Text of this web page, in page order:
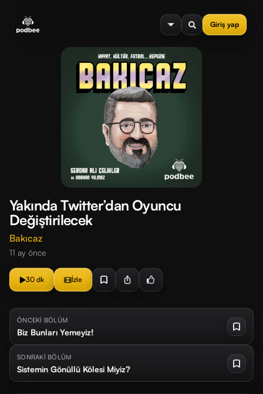
Giriş yap
menu
Yakında Twitter’dan Oyuncu
Değiştirilecek
Bakıcaz
11 ay önce
30 dk İzle
ÖNCEKİ BÖLÜM
Biz Bunları Yemeyiz!
SONRAKİ BÖLÜM
Sistemin Gönüllü Kölesi Miyiz?